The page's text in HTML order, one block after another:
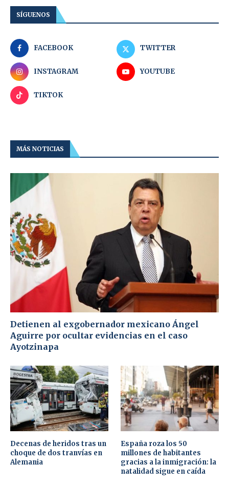
SÍGUENOS
FACEBOOK TWITTER
INSTAGRAM YOUTUBE
TIKTOK
MÁS NOTICIAS
Detienen al exgobernador mexicano Ángel
Aguirre por ocultar evidencias en el caso
Ayotzinapa
Decenas de heridos tras un
choque de dos tranvías en
Alemania
España roza los 50
millones de habitantes
gracias a la inmigración: la
natalidad sigue en caída